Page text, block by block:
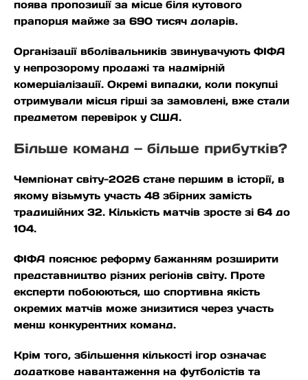
поява пропозиції за місце біля кутового
прапорця майже за 690 тисяч доларів.
Організації вболівальників звинувачують ФІФА
у непрозорому продажі та надмірній
комерціалізації. Окремі випадки, коли покупці
отримували місця гірші за замовлені, вже стали
предметом перевірок у США.
Більше команд — більше прибутків?
Чемпіонат світу-2026 стане першим в історії, в
якому візьмуть участь 48 збірних замість
традиційних 32. Кількість матчів зросте зі 64 до
104.
ФІФА пояснює реформу бажанням розширити
представництво різних регіонів світу. Проте
експерти побоюються, що спортивна якість
окремих матчів може знизитися через участь
менш конкурентних команд.
Крім того, збільшення кількості ігор означає
додаткове навантаження на футболістів та